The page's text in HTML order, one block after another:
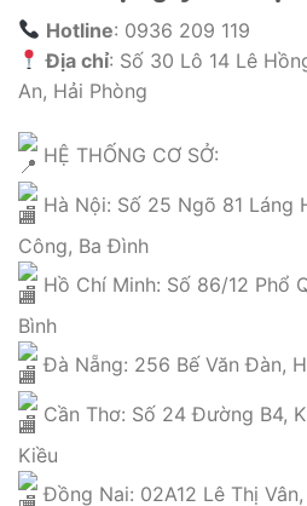
Hotline: 0936 209 119
Địa chỉ: Số 30 Lô 14 Lê
An, Hải Phòng
HỆ THỐNG CƠ SỞ:
Hà Nội: Số 25 Ngõ 81 Láng
Công, Ba Đình
Hồ Chí Minh: Số 86/12 Phổ
Bình
Đà Nẵng: 256 Bế Văn Đàn,
Cần Thơ: Số 24 Đường B4,
Kiều
Đồng Nai: 02A12 Lê Thị